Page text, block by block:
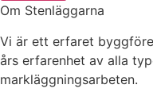
Om Stenläggarna
Vi är ett erfaret
års erfarenhet av alla
markläggningsarbeten.